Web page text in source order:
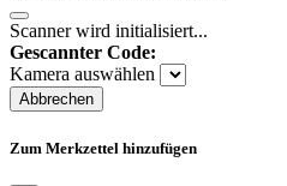
Scanner wird initialisiert...
Gescannter Code:
Kamera auswählen
Abbrechen
Zum Merkzettel hinzufügen